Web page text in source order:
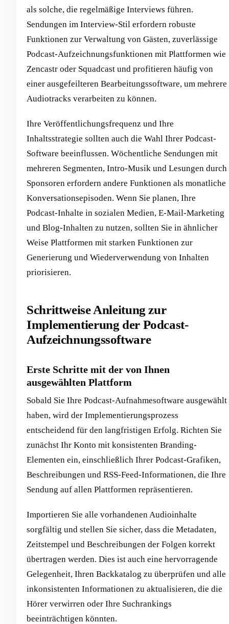
als solche, die regelmäßige Interviews führen.
Sendungen im Interview-Stil erfordern robuste
Funktionen zur Verwaltung von Gästen, zuverlässige
Podcast-Aufzeichnungsfunktionen mit Plattformen wie
Zencastr oder Squadcast und profitieren häufig von
einer ausgefeilteren Bearbeitungssoftware, um mehrere
Audiotracks verarbeiten zu können.
Ihre Veröffentlichungsfrequenz und Ihre
Inhaltsstrategie sollten auch die Wahl Ihrer Podcast-
Software beeinflussen. Wöchentliche Sendungen mit
mehreren Segmenten, Intro-Musik und Lesungen durch
Sponsoren erfordern andere Funktionen als monatliche
Konversationsepisoden. Wenn Sie planen, Ihre
Podcast-Inhalte in sozialen Medien, E-Mail-Marketing
und Blog-Inhalten zu nutzen, sollten Sie in ähnlicher
Weise Plattformen mit starken Funktionen zur
Generierung und Wiederverwendung von Inhalten
priorisieren.
Schrittweise Anleitung zur
Implementierung der Podcast-
Aufzeichnungssoftware
Erste Schritte mit der von Ihnen
ausgewählten Plattform
Sobald Sie Ihre Podcast-Aufnahmesoftware ausgewählt
haben, wird der Implementierungsprozess
entscheidend für den langfristigen Erfolg. Richten Sie
zunächst Ihr Konto mit konsistenten Branding-
Elementen ein, einschließlich Ihrer Podcast-Grafiken,
Beschreibungen und RSS-Feed-Informationen, die Ihre
Sendung auf allen Plattformen repräsentieren.
Importieren Sie alle vorhandenen Audioinhalte
sorgfältig und stellen Sie sicher, dass die Metadaten,
Zeitstempel und Beschreibungen der Folgen korrekt
übertragen werden. Dies ist auch eine hervorragende
Gelegenheit, Ihren Backkatalog zu überprüfen und alle
inkonsistenten Informationen zu aktualisieren, die die
Hörer verwirren oder Ihre Suchrankings
beeinträchtigen könnten.